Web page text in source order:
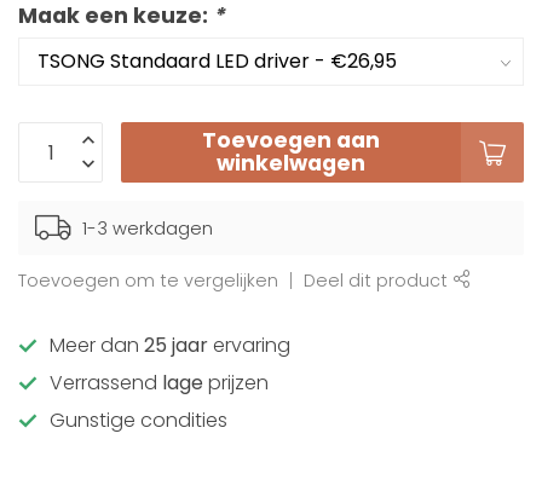
Maak een keuze: *
Toevoegen aan
winkelwagen
1-3 werkdagen
Toevoegen om te vergelijken Deel dit product
Meer dan 25 jaarervaring
Verrassend lage prijzen
Gunstige condities